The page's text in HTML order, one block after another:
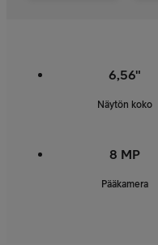
6,56"
Näytön koko
8 MP
Pääkamera